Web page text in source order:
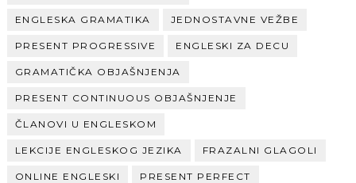
ENGLESKA GRAMATIKA JEDNOSTAVNE VEŽBE
PRESENT PROGRESSIVE ENGLESKI ZA DECU
GRAMATIČKA OBJAŠNJENJA
PRESENT CONTINUOUS OBJAŠNJENJE
ČLANOVI U ENGLESKOM
LEKCIJE ENGLESKOG JEZIKA FRAZALNI GLAGOLI
ONLINE ENGLESKI PRESENT PERFECT